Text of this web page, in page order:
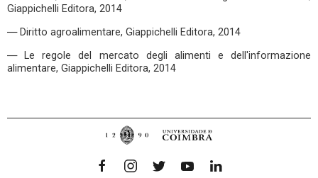
Giappichelli Editora, 2014
― Diritto agroalimentare, Giappichelli Editora, 2014
― Le regole del mercato degli alimenti e dell'informazione
alimentare, Giappichelli Editora, 2014